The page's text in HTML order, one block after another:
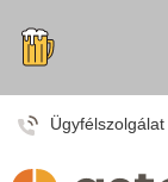
Ügyfélszolgálat